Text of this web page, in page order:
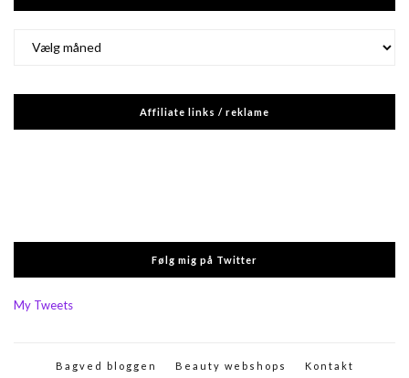
Affiliate links / reklame
Følg mig på Twitter
My Tweets
Bagved bloggen Beauty webshops Kontakt